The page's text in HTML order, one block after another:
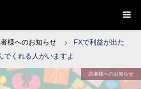
様へのお知らせ
FXで利益が出た
でくれる人がいますよ
読者様へのお知らせ